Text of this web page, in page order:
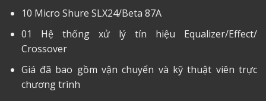
10 Micro Shure SLX24/Beta 87A
01 Hệ thống xử lý tín hiệu Equalizer/Effect/
Crossover
Giá đã bao gồm vận chuyển và kỹ thuật viên trực
chương trình